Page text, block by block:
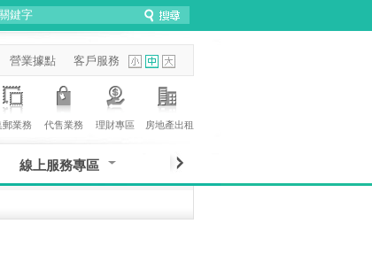
營業據點 客戶服務
郵業務 代售業務 理財專區 房地產出租
線上服務專區